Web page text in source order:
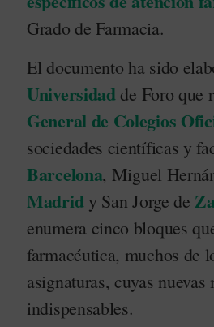
Grado de Farmacia.
El documento ha sido
Universidadde Foro que
General de Colegios
sociedades científicas y
Barcelona, Miguel
Madridy San Jorge de
enumera cinco bloques
farmacéutica, muchos de
asignaturas, cuyas
indispensables.